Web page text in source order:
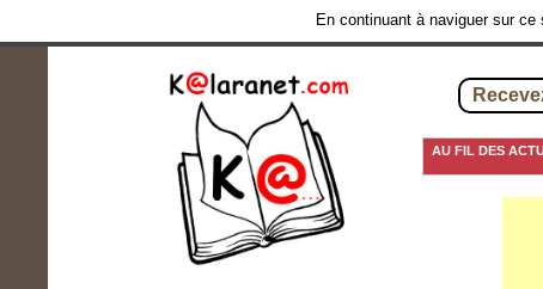
En continuant à naviguer sur
AU FIL DES
5 septembre 2016-